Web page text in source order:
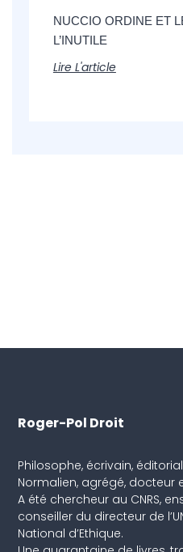
NUCCIO ORDINE ET
L’INUTILE
Lire L'article
Roger-Pol Droit
Philosophe, écrivain,
Normalien, agrégé, docteur
A été chercheur au CNRS,
conseiller du directeur de
National d’Ethique.